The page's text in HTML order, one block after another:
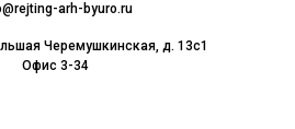
arh-byuro.ru
Черемушкинская, д. 13с1
Офис 3-34